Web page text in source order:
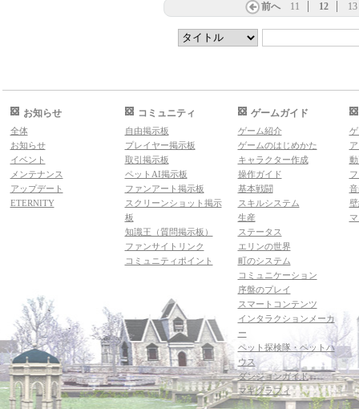
前へ 11 12 13
お知らせ
全体
お知らせ
イベント
メンテナンス
アップデート
ETERNITY
コミュニティ
自由掲示板
プレイヤー掲示板
取引掲示板
ペットAI掲示板
ファンアート掲示板
スクリーンショット掲示
板
知識王（質問掲示板）
ファンサイトリンク
コミュニティポイント
ゲームガイド
ゲーム紹介
ゲームのはじめかた
キャラクター作成
操作ガイド
基本戦闘
スキルシステム
生産
ステータス
エリンの世界
町のシステム
コミュニケーション
序盤のプレイ
スマートコンテンツ
インタラクションメーカ
ー
ペット探検隊・ペットハ
ウス
ダンジョンガイド
マギグラフィ